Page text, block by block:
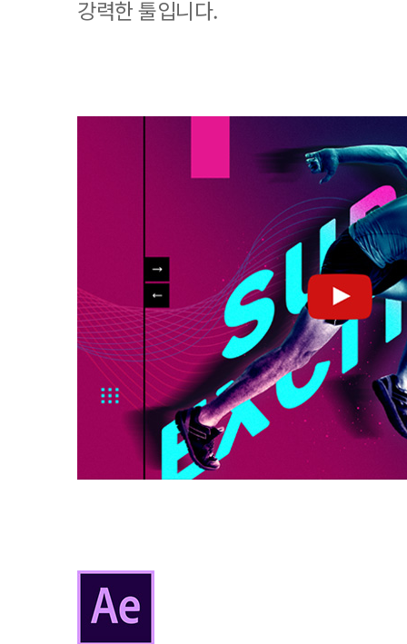
강력한 툴입니다.